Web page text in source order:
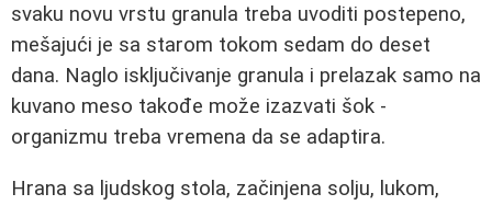
svaku novu vrstu granula treba uvoditi postepeno,
mešajući je sa starom tokom sedam do deset
dana. Naglo isključivanje granula i prelazak samo na
kuvano meso takođe može izazvati šok -
organizmu treba vremena da se adaptira.
Hrana sa ljudskog stola, začinjena solju, lukom,